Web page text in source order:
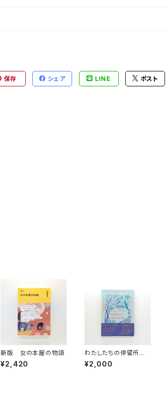
保存 シェア LINE ポスト
新版 女の本屋の物語
¥2,420
わたしたちの停留所と、
書き写す夜
¥2,000